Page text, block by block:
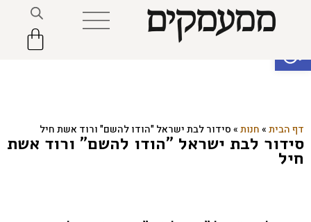
פתח סרגל נגישות
דף הבית»חנות»סידור לבת ישראל "הודו להשם" ורוד אשת חיל
סידור לבת ישראל "הודו להשם" ורוד אשת
חיל